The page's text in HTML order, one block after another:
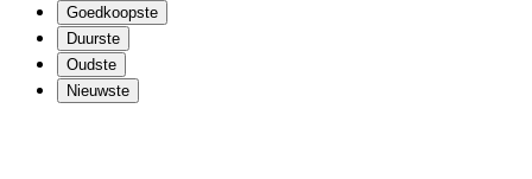
Goedkoopste
Duurste
Oudste
Nieuwste